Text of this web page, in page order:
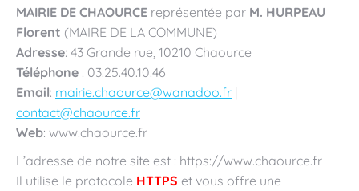
MAIRIE DE CHAOURCE représentée par M. HURPEAU
Florent (MAIRE DE LA COMMUNE)
Adresse: 43 Grande rue, 10210 Chaource
Téléphone : 03.25.40.10.46
Email: mairie.chaource@wanadoo.fr |
contact@chaource.fr
Web: www.chaource.fr
L’adresse de notre site est : https://www.chaource.fr
Il utilise le protocole HTTPS et vous offre une